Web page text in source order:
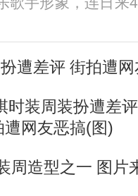
遭差评 街拍遭
造型之一 图片